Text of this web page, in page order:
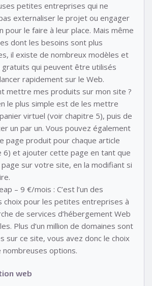
petites entreprises qui ne
externaliser le projet ou engager
pour le faire à leur place. Mais même
dont les besoins sont plus
il existe de nombreux modèles et
gratuits qui peuvent être utilisés
rapidement sur le Web.
mettre mes produits sur mon site ?
le plus simple est de les mettre
virtuel (voir chapitre 5), puis de
un par un. Vous pouvez également
page produit pour chaque article
6) et ajouter cette page en tant que
sur votre site, en la modifiant si
– 9 €/mois : C’est l’un des
choix pour les petites entreprises à
de services d’hébergement Web
Plus d’un million de domaines sont
sur ce site, vous avez donc le choix
options.
web